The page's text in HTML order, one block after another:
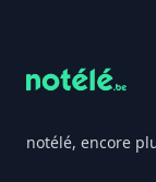
notélé, encore